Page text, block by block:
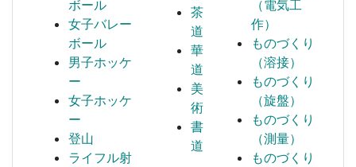
ボール
女子バレー
ボール
男子ホッケ
ー
女子ホッケ
ー
登山
ライフル射
茶
道
華
道
美
術
書
道
（電気工
作）
ものづくり
（溶接）
ものづくり
（旋盤）
ものづくり
（測量）
ものづくり